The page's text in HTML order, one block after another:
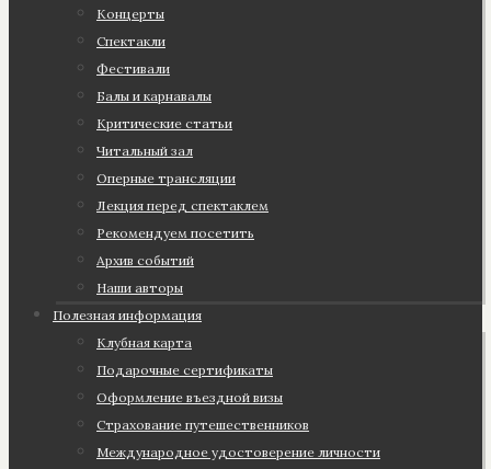
Концерты
Спектакли
Фестивали
Балы и карнавалы
Критические статьи
Читальный зал
Оперные трансляции
Лекция перед спектаклем
Рекомендуем посетить
Архив событий
Наши авторы
Полезная информация
Клубная карта
Подарочные сертификаты
Оформление въездной визы
Страхование путешественников
Международное удостоверение личности